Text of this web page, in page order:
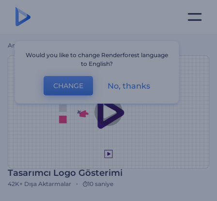
Ana Sayfa
Tasarımcı Logo Gösterimi
42K+ Dışa Aktarmalar 10 saniye
Would you like to change Renderforest language
to English?
CHANGE No, thanks